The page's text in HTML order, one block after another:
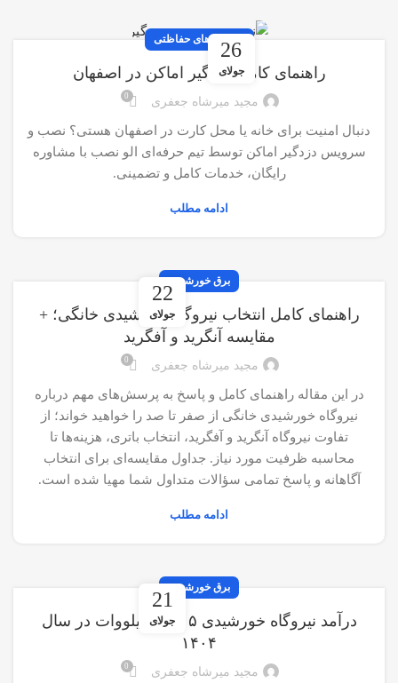
26
جولای
سیستم های حفاظتی
راهنمای کامل دزدگیر اماکن در اصفهان
مجید میرشاه جعفری 0
دنبال امنیت برای خانه یا محل کارت در اصفهان هستی؟ نصب و
سرویس دزدگیر اماکن توسط تیم حرفه‌ای الو نصب با مشاوره
رایگان، خدمات کامل و تضمینی.
ادامه مطلب
22
جولای
برق خورشیدی
راهنمای کامل انتخاب نیروگاه خورشیدی خانگی؛ +
مقایسه آنگرید و آفگرید
مجید میرشاه جعفری 0
در این مقاله راهنمای کامل و پاسخ به پرسش‌های مهم درباره
نیروگاه خورشیدی خانگی از صفر تا صد را خواهید خواند؛ از
تفاوت نیروگاه آنگرید و آفگرید، انتخاب باتری، هزینه‌ها تا
محاسبه ظرفیت مورد نیاز. جداول مقایسه‌ای برای انتخاب
آگاهانه و پاسخ تمامی سؤالات متداول شما مهیا شده است.
ادامه مطلب
21
جولای
برق خورشیدی
درآمد نیروگاه خورشیدی ۵ تا ۲۰ کیلووات در سال
۱۴۰۴
مجید میرشاه جعفری 0